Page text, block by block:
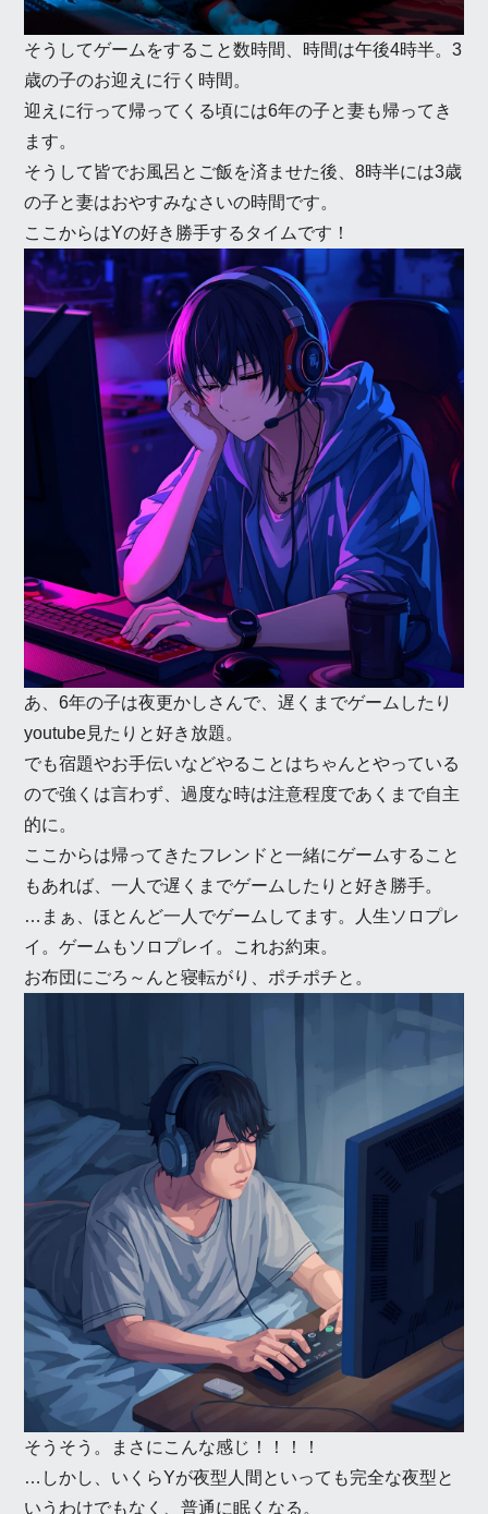
そうしてゲームをすること数時間、時間は午後4時半。3
歳の子のお迎えに行く時間。
迎えに行って帰ってくる頃には6年の子と妻も帰ってき
ます。
そうして皆でお風呂とご飯を済ませた後、8時半には3歳
の子と妻はおやすみなさいの時間です。
ここからはYの好き勝手するタイムです！
あ、6年の子は夜更かしさんで、遅くまでゲームしたり
youtube見たりと好き放題。
でも宿題やお手伝いなどやることはちゃんとやっている
ので強くは言わず、過度な時は注意程度であくまで自主
的に。
ここからは帰ってきたフレンドと一緒にゲームすること
もあれば、一人で遅くまでゲームしたりと好き勝手。
…まぁ、ほとんど一人でゲームしてます。人生ソロプレ
イ。ゲームもソロプレイ。これお約束。
お布団にごろ～んと寝転がり、ポチポチと。
そうそう。まさにこんな感じ！！！！
…しかし、いくらYが夜型人間といっても完全な夜型と
いうわけでもなく、普通に眠くなる。